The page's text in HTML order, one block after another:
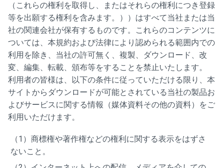
（これらの権利を取得し、またはそれらの権利につき登録
等を出願する権利を含みます。））はすべて当社または当
社の関連会社が保有するものです。これらのコンテンツに
ついては、本規約および法律により認められる範囲内での
利用を除き、当社の許可無く、複製、ダウンロード、改
変、編集、転載、頒布等をすることを禁止いたします。
利用者の皆様は、以下の条件に従っていただける限り、本
サイトからダウンロードが可能とされている当社の製品お
よびサービスに関する情報（媒体資料その他の資料）をご
利用いただけます。
（1）商標権や著作権などの権利に関する表示をはずさ
ないこと。